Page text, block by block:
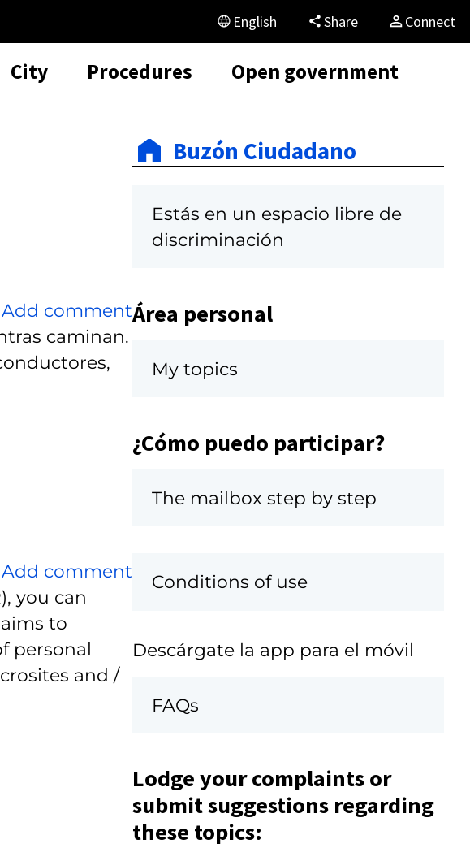
English Share Connect
City Procedures Open government
Add comment
caminan.
Add comment
you can
to
personal
and /
Buzón Ciudadano
Estás en un espacio libre de
discriminación
Área personal
My topics
¿Cómo puedo participar?
The mailbox step by step
Conditions of use
Descárgate la app para el móvil
FAQs
Lodge your complaints or
submit suggestions regarding
these topics: